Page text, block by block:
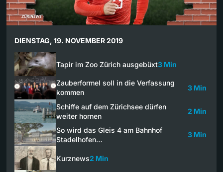
DIENSTAG, 19. NOVEMBER 2019
Tapir im Zoo Zürich ausgebüxt3 Min
Zauberformel soll in die Verfassung
kommen
3 Min
Schiffe auf dem Zürichsee dürfen
weiter hornen
2 Min
So wird das Gleis 4 am Bahnhof
Stadelhofen…
3 Min
Kurznews2 Min